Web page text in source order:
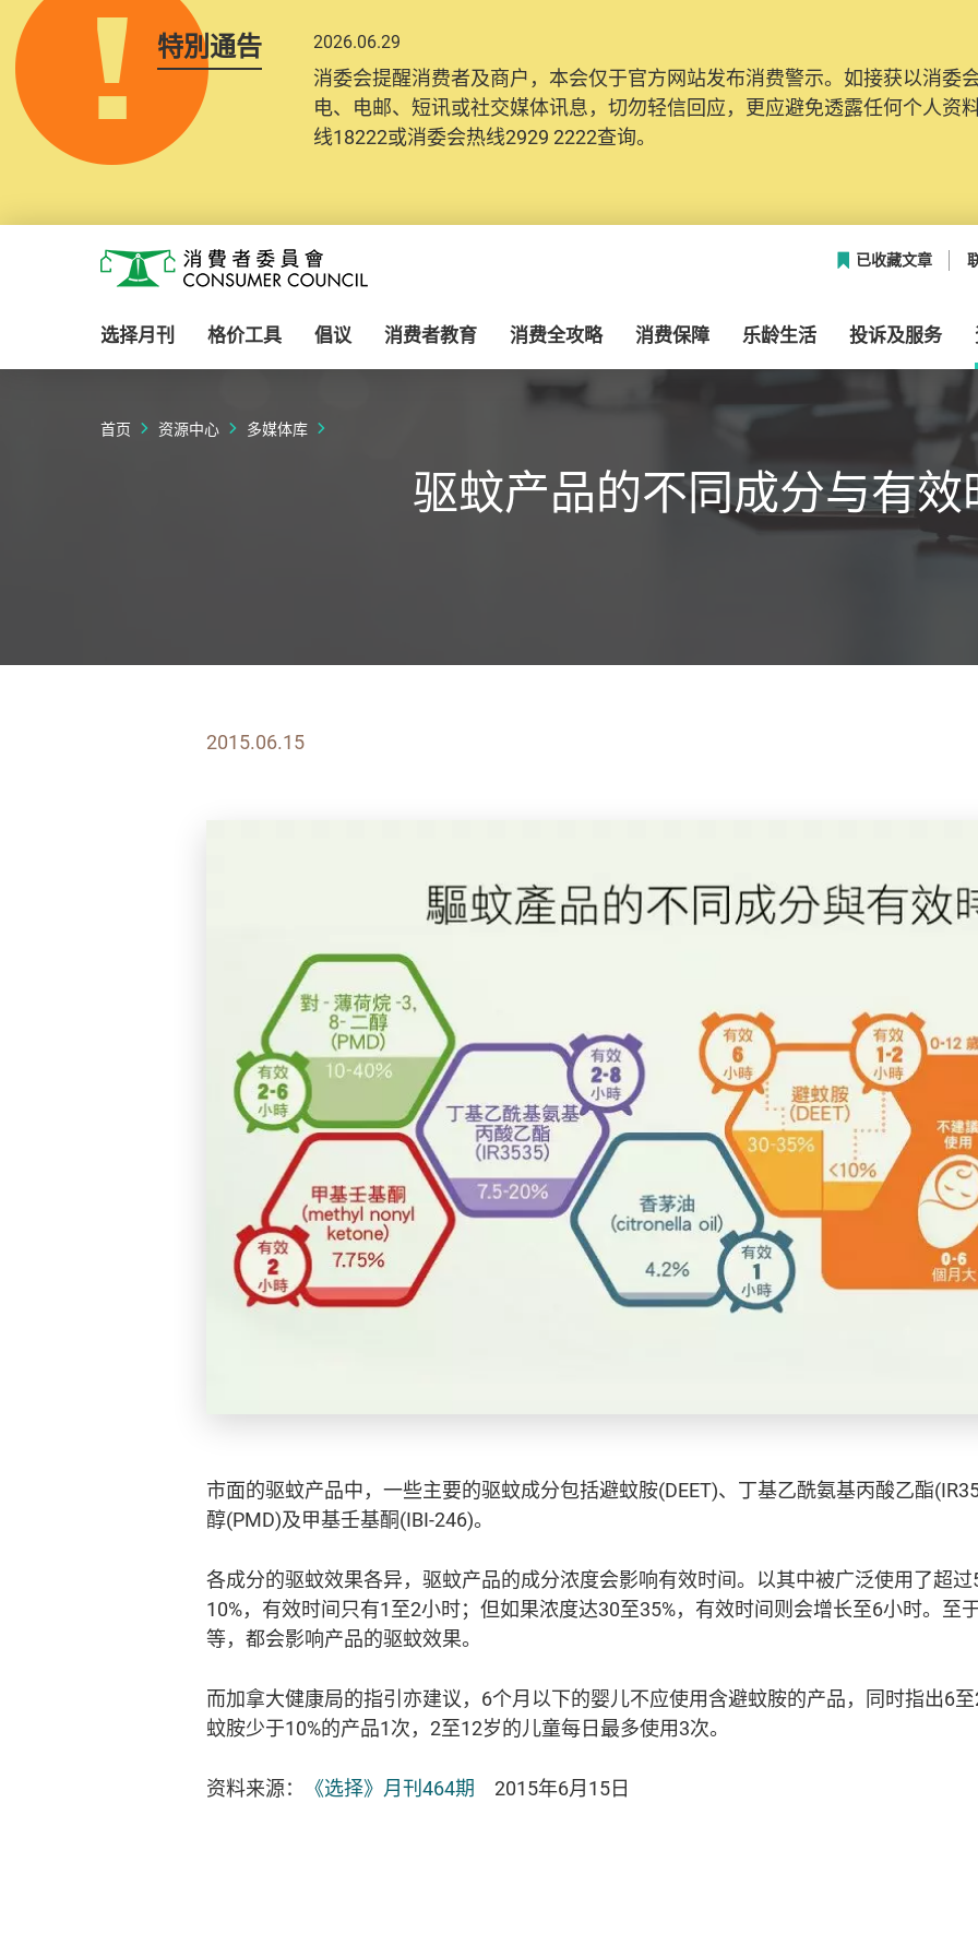
特別通告 2026.06.29
消委会提醒消费者及商户，本会仅于官方网站发布消费警示。如接获以消委
电、电邮、短讯或社交媒体讯息，切勿轻信回应，更应避免透露任何个人资
线18222或消委会热线2929 2222查询。
消费者委员会
已收藏文章
选择月刊 格价工具 倡议 消费者教育 消费全攻略 消费保障 乐龄生活 投诉及服务
首页 资源中心 多媒体库
驱蚊产品的不同成分与有效
2015.06.15
市面的驱蚊产品中，一些主要的驱蚊成分包括避蚊胺(DEET)、丁基乙酰氨基丙酸乙酯
醇(PMD)及甲基壬基酮(IBI-246)。
各成分的驱蚊效果各异，驱蚊产品的成分浓度会影响有效时间。以其中被广泛使用了超
10%，有效时间只有1至2小时；但如果浓度达30至35%，有效时间则会增长至6小时。至
等，都会影响产品的驱蚊效果。
而加拿大健康局的指引亦建议，6个月以下的婴儿不应使用含避蚊胺的产品，同时指出6
蚊胺少于10%的产品1次，2至12岁的儿童每日最多使用3次。
资料来源： 《选择》月刊464期 2015年6月15日